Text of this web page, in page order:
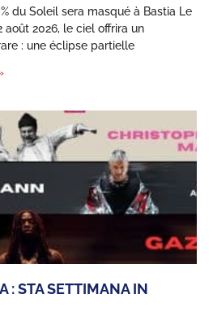
du Soleil sera masqué à Bastia Le
août 2026, le ciel offrira un
: une éclipse partielle
: STA SETTIMANA IN